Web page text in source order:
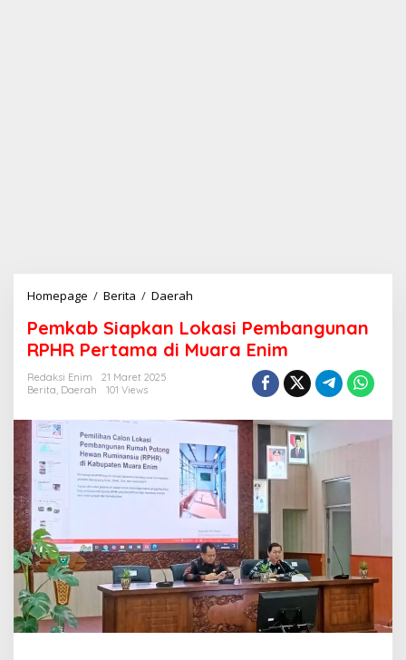
Homepage / Berita / Daerah
m
k
a
a
p
k
a
n
L
o
k
a
s
i
P
e
m
Pemkab Siapkan Lokasi Pembangunan
RPHR Pertama di Muara Enim
Redaksi Enim
21 Maret 2025
Berita, Daerah 101 Views